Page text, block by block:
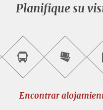
Planifique su
Reservar
visitas
guiadas
Comprar
entradas
en
Encontrar